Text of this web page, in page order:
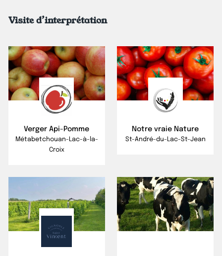
Visite d’interprétation
Verger Api-Pomme
Métabetchouan-Lac-à-la-
Croix
Notre vraie Nature
St-André-du-Lac-St-Jean